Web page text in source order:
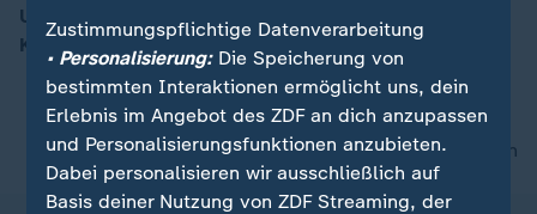
Ukraine-Krieg. Die wichtigsten Statements von
Koalition und Opposition im Überblick.
nach oben
Zustimmungspflichtige Datenverarbeitung
• Personalisierung:Die Speicherung von
bestimmten Interaktionen ermöglicht uns, dein
Erlebnis im Angebot des ZDF an dich anzupassen
und Personalisierungsfunktionen anzubieten.
Dabei personalisieren wir ausschließlich auf
Basis deiner Nutzung von ZDF Streaming, der